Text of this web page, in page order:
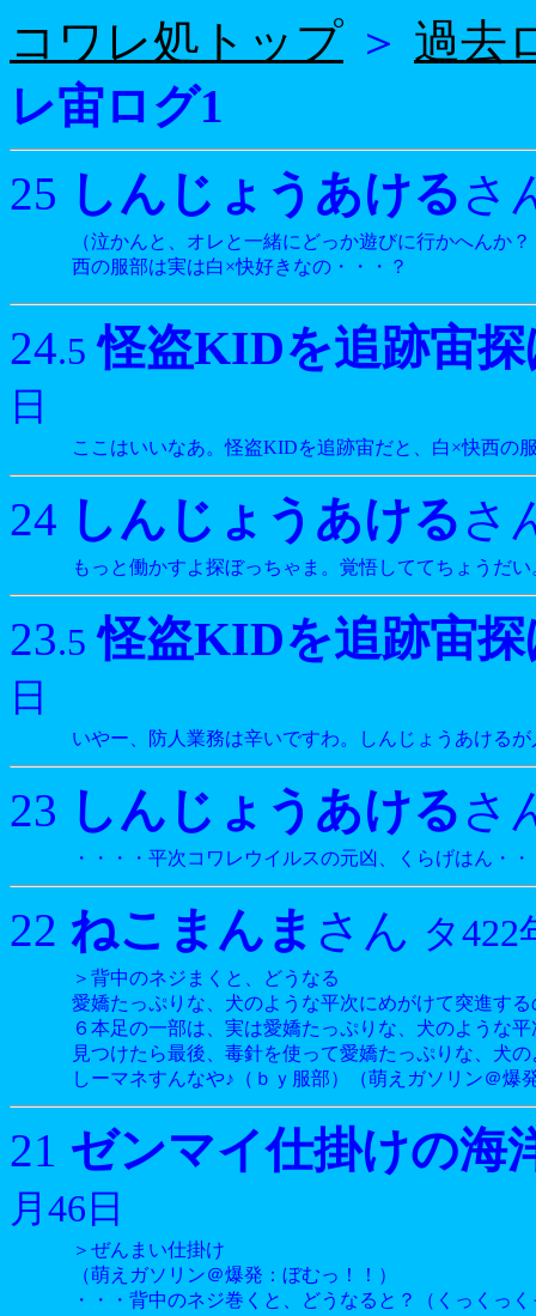
コワレ処トップ ＞ 過去
レ宙ログ1
25 しんじょうあける さ
（泣かんと、オレと一緒にどっか遊びに行かへんか
西の服部は実は白×快好きなの・・・？
24.5 怪盗KIDを追跡宙
日
ここはいいなあ。怪盗KIDを追跡宙だと、白×快西の
24 しんじょうあける さ
もっと働かすよ探ぼっちゃま。覚悟しててちょうだい
23.5 怪盗KIDを追跡宙
日
いやー、防人業務は辛いですわ。しんじょうあける
23 しんじょうあける さ
・・・・平次コワレウイルスの元凶、くらげはん・
22 ねこまんま さん タ422
＞背中のネジまくと、どうなる
愛嬌たっぷりな、犬のような平次にめがけて突進す
６本足の一部は、実は愛嬌たっぷりな、犬のような
見つけたら最後、毒針を使って愛嬌たっぷりな、犬
しーマネすんなや♪（ｂｙ服部）（萌えガソリン＠爆
21 ゼンマイ仕掛けの海
月46日
＞ぜんまい仕掛け
（萌えガソリン＠爆発：ぼむっ！！）
・・・背中のネジ巻くと、どうなると？（くっくっく